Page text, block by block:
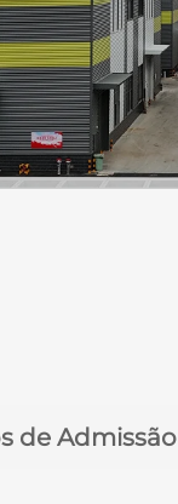
de Admissão